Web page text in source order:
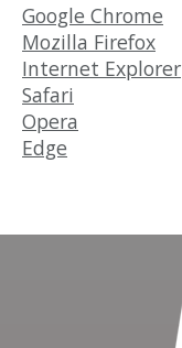
Google Chrome
Mozilla Firefox
Internet Explorer
Safari
Opera
Edge